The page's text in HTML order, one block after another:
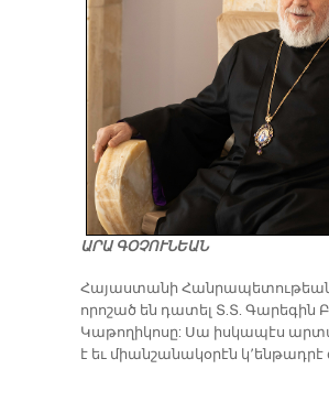
ԱՐԱ ԳՕՉՈՒՆԵԱՆ
​Հայաստանի Հանրապետութեան
որոշած են դատել Տ.Տ. Գարեգին
Կաթողիկոսը: Սա իսկապէս
է եւ միանշանակօրէն կ՚ենթադրէ